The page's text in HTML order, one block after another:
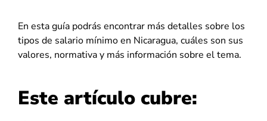
En esta guía podrás encontrar más detalles sobre los
tipos de salario mínimo en Nicaragua, cuáles son sus
valores, normativa y más información sobre el tema.
Este artículo cubre: